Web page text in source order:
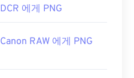
DCR 에게 PNG
Canon RAW 에게 PNG